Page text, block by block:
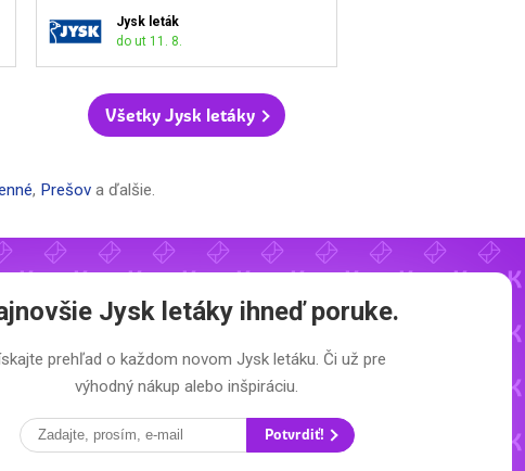
Jysk leták
do ut 11. 8.
Všetky Jysk letáky
, Prešov a ďalšie.
Jysk letákyihneď poruke.
prehľad o každom novom Jysk letáku. Či už pre
výhodný nákup alebo inšpiráciu.
Potvrdiť!